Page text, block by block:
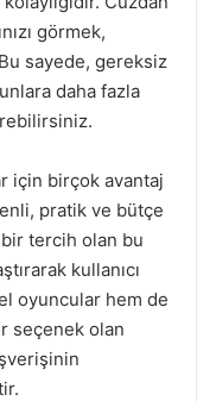
görmek,
sayede, gereksiz
daha fazla
için birçok avantaj
pratik ve bütçe
tercih olan bu
kullanıcı
oyuncular hem de
seçenek olan